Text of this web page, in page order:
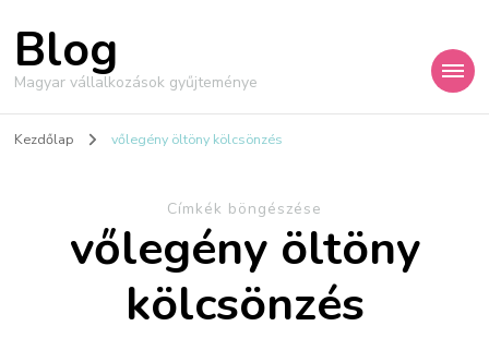
Blog
Magyar vállalkozások gyűjteménye
Kezdőlap vőlegény öltöny kölcsönzés
Címkék böngészése
vőlegény öltöny
kölcsönzés